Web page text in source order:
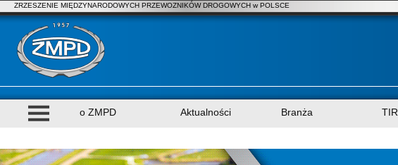
ZRZESZENIE MIĘDZYNARODOWYCH PRZEWOZNIKÓW DROGOWYCH w POLSCE
o ZMPD Aktualności Branża TIR